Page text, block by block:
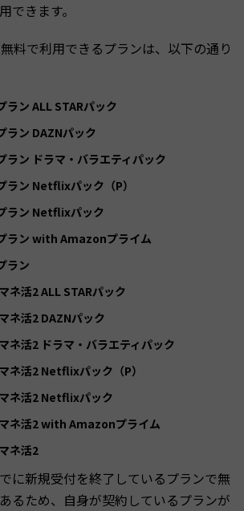
できます。
料で利用できるプランは、以下の通り
ラン ALL STARパック
ラン DAZNパック
ラン ドラマ・バラエティパック
ラン Netflixパック（P）
ラン Netflixパック
ラン with Amazonプライム
ラン
ネ活2 ALL STARパック
ネ活2 DAZNパック
ネ活2 ドラマ・バラエティパック
ネ活2 Netflixパック（P）
ネ活2 Netflixパック
ネ活2 with Amazonプライム
ネ活2
に新規受付を終了しているプランで無
るため、自身が契約しているプランが